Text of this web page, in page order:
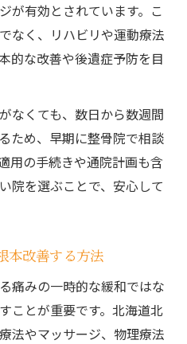
が有効とされています。こ
なく、リハビリや運動療法
的な改善や後遺症予防を目
なくても、数日から数週間
ため、早期に整骨院で相談
用の手続きや通院計画も含
院を選ぶことで、安心して
本改善する方法
痛みの一時的な緩和ではな
ことが重要です。北海道北
法やマッサージ、物理療法